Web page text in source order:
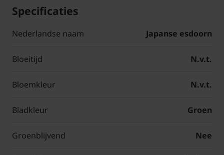
Specificaties
Nederlandse naam Japanse esdoorn
Bloeitijd N.v.t.
Bloemkleur N.v.t.
Bladkleur Groen
Groenblijvend Nee